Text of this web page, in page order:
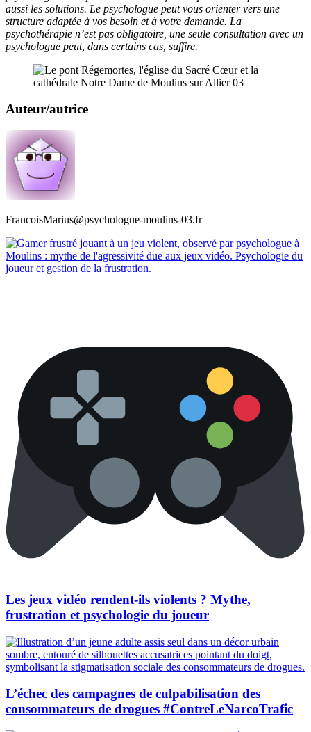
aussi les solutions. Le psychologue peut vous orienter vers une
structure adaptée à vos besoin et à votre demande. La
psychothérapie n’est pas obligatoire, une seule consultation avec un
psychologue peut, dans certains cas, suffire.
Auteur/autrice
FrancoisMarius@psychologue-moulins-03.fr
Les jeux vidéo rendent-ils violents ? Mythe,
frustration et psychologie du joueur
L’échec des campagnes de culpabilisation des
consommateurs de drogues #ContreLeNarcoTrafic